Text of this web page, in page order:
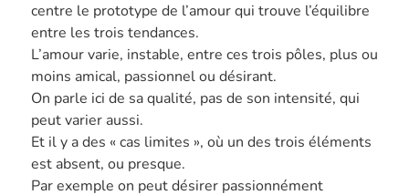
centre le prototype de l’amour qui trouve l’équilibre
entre les trois tendances.
L’amour varie, instable, entre ces trois pôles, plus ou
moins amical, passionnel ou désirant.
On parle ici de sa qualité, pas de son intensité, qui
peut varier aussi.
Et il y a des « cas limites », où un des trois éléments
est absent, ou presque.
Par exemple on peut désirer passionnément